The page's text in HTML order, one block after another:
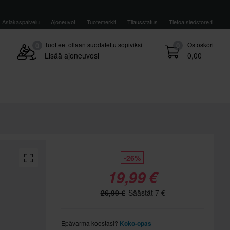
Asiakaspalvelu Ajoneuvot Tuotemerkit Tilausstatus Tietoa sledstore.fi
0 Ostoskori
0,00
Tuotteet ollaan suodatettu sopiviksi
Lisää ajoneuvosi
-26%
19,99 €
26,99 € Säästät 7 €
Epävarma koostasi? Koko-opas